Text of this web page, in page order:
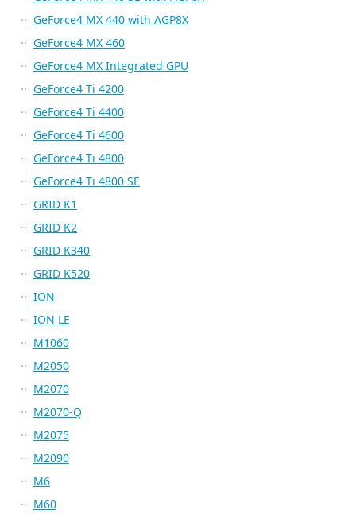
GeForce4 MX 440 with AGP8X
GeForce4 MX 460
GeForce4 MX Integrated GPU
GeForce4 Ti 4200
GeForce4 Ti 4400
GeForce4 Ti 4600
GeForce4 Ti 4800
GeForce4 Ti 4800 SE
GRID K1
GRID K2
GRID K340
GRID K520
ION
ION LE
M1060
M2050
M2070
M2070-Q
M2075
M2090
M6
M60